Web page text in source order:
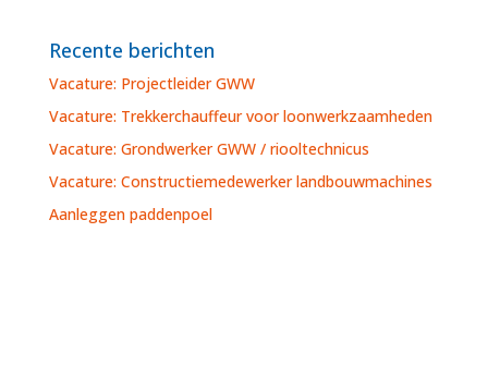
Recente berichten
Vacature: Projectleider GWW
Vacature: Trekkerchauffeur voor loonwerkzaamheden
Vacature: Grondwerker GWW / riooltechnicus
Vacature: Constructiemedewerker landbouwmachines
Aanleggen paddenpoel